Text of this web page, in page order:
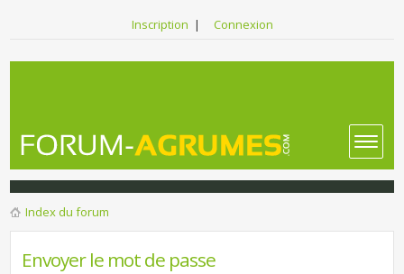
Inscription | Connexion
Index du forum
Envoyer le mot de passe